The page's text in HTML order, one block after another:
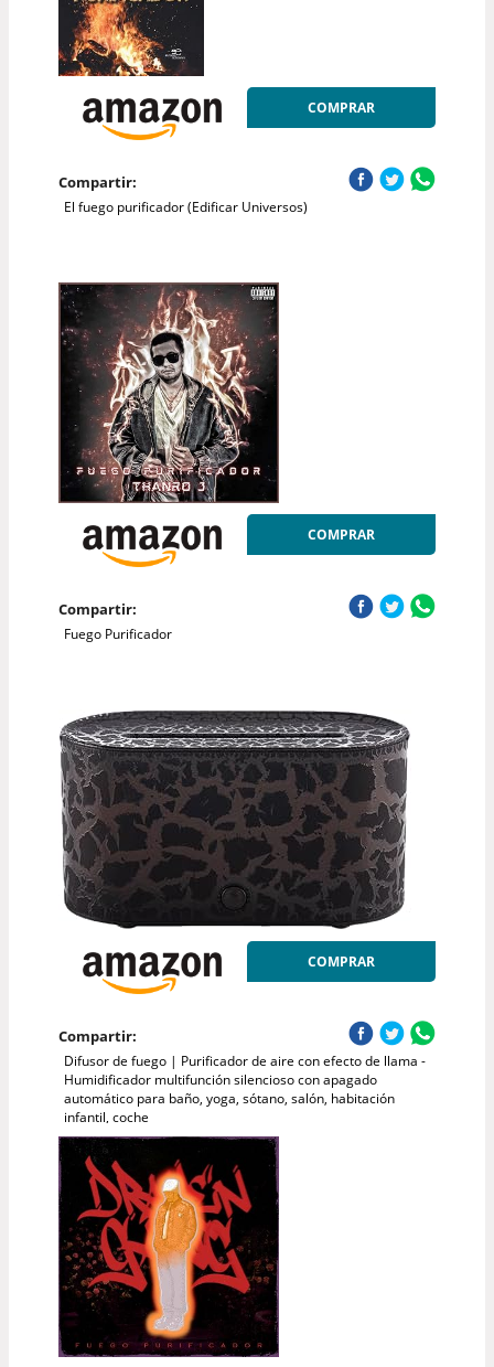
COMPRAR
Compartir:
El fuego purificador (Edificar Universos)
COMPRAR
Compartir:
Fuego Purificador
COMPRAR
Compartir:
Difusor de fuego | Purificador de aire con efecto de llama -
Humidificador multifunción silencioso con apagado
automático para baño, yoga, sótano, salón, habitación
infantil, coche